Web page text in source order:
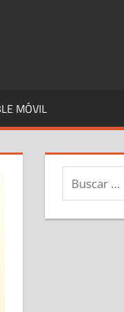
MÓVIL
Buscar: